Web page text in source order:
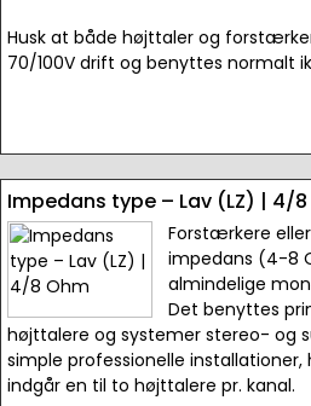
Husk at både højttaler og
70/100V drift og benyttes normalt
Impedans type – Lav (LZ) | 4/
Forstærkere
impedans (4-8
almindelige
Det benyttes
højttalere og systemer stereo- og
simple professionelle
indgår en til to højttalere pr. kanal.